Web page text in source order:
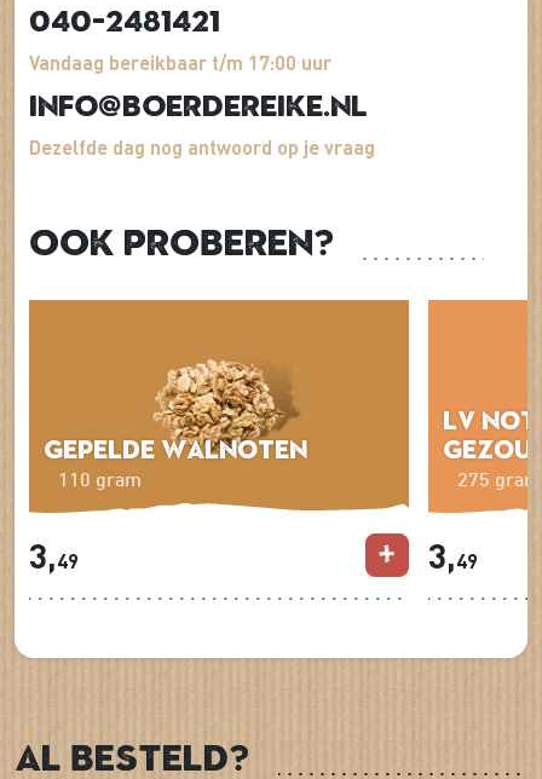
040-2481421
Vandaag bereikbaar t/m 17:00 uur
info@boerdereike.nl
Dezelfde dag nog antwoord op je vraag
Ook proberen?
110 gram
Gepelde walnoten
3,49
275 gram
LV
3,49
Al besteld?